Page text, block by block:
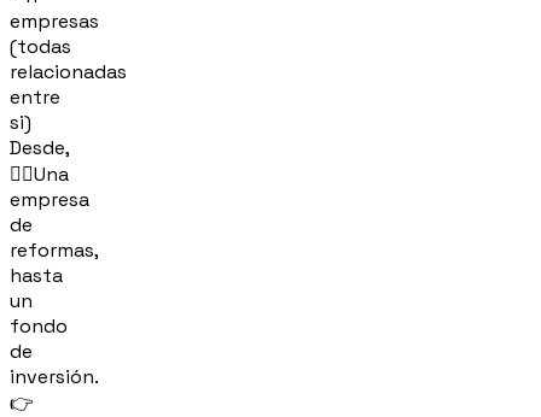
empresas
(todas
relacionadas
entre
si)
Desde,
👷‍♂️Una
empresa
de
reformas,
hasta
un
fondo
de
inversión.
👉